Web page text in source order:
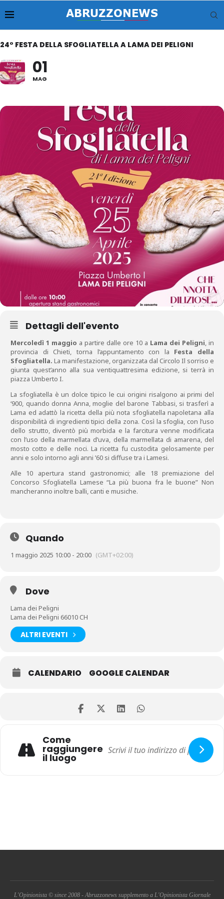
24° FESTA DELLA SFOGLIATELLA A LAMA DEI PELIGNI
01
MAG
Dettagli dell'evento
Mercoledì 1 maggio a partire dalle ore 10 a Lama dei Peligni, in
provincia di Chieti, torna l’appuntamento con la Festa della
Sfogliatella. La manifestazione, organizzata dal Circolo Il sorriso e
giunta quest’anno alla sua ventiquattresima edizione, si terrà in
piazza Umberto I.
La sfogliatella è un dolce tipico le cui origini risalgono ai primi del
‘900, quando donna Anna, moglie del barone Tabbasi, si trasferì a
Lama ed adattò la ricetta della più nota sfogliatella napoletana alla
disponibilità di ingredienti tipici della zona. Così la sfoglia, con l’uso
dello strutto, diventò più morbida e la farcitura venne modificata
con l’uso della marmellata d’uva, della marmellata di amarena, del
mosto cotto e delle noci. La ricetta fu custodita gelosamente per
anni e solo intorno agli anni ’60 si diffuse tra i Lamesi.
Alle 10 apertura stand gastronomici; alle 18 premiazione del
Concorso Sfogliatella Lamese “La più buona fra le buone” Non
mancheranno inoltre balli, canti e musiche.
Quando
1 maggio 2025 10:00 - 20:00 (GMT+02:00)
Dove
Lama dei Peligni
Lama dei Peligni 66010 CH
ALTRI EVENTI
CALENDARIO GOOGLE CALENDAR
Come
raggiungere
il luogo
L'Opinionista © since 2008 - Abruzzonews supplemento a L'Opinionista Giornale